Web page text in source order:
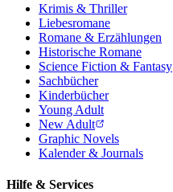
Krimis & Thriller
Liebesromane
Romane & Erzählungen
Historische Romane
Science Fiction & Fantasy
Sachbücher
Kinderbücher
Young Adult
New Adult
Graphic Novels
Kalender & Journals
Hilfe & Services